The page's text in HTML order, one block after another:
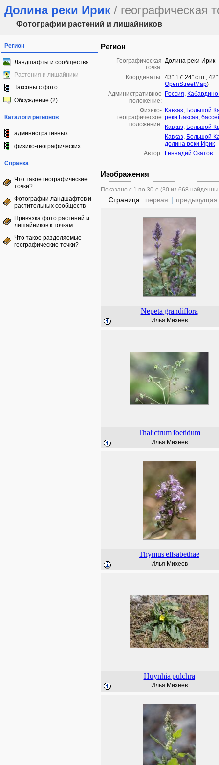
Долина реки Ирик / географическая
Фотографии растений и лишайников
Регион
Ландшафты и сообщества
Растения и лишайники
Таксоны с фото
Обсуждение (2)
Каталоги регионов
административных
физико-географических
Справка
Что такое географические
точки?
Фотографии ландшафтов и
растительных сообществ
Привязка фото растений и
лишайников к точкам
Что такое разделяемые
географические точки?
Регион
Географическая
точка:
Долина реки Ирик
Координаты: 43° 17′ 24″ с.ш.,
OpenStreetMap)
Административное
положение:
Россия,
Физико-
географическое
положение:
Кавказ, Большой
реки Баксан,
Кавказ, Большой
Кавказ, Большой
долина реки Ирик
Автор: Геннадий Окатов
Изображения
Показано с 1 по 30-е (30 из 668
Страница: первая | предыдущая
Nepeta grandiflora
Илья Михеев
Thalictrumfoetidum
Илья Михеев
Thymuselisabethae
Илья Михеев
Huynhia pulchra
Илья Михеев